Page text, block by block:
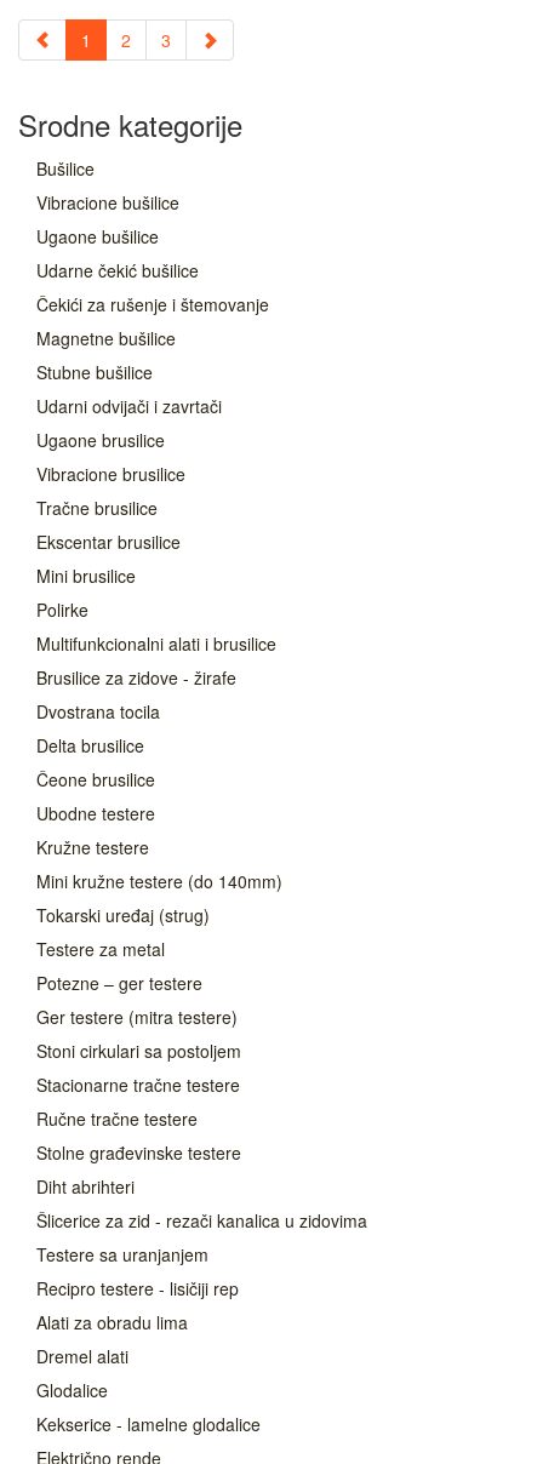
1 2 3
Srodne kategorije
Bušilice
Vibracione bušilice
Ugaone bušilice
Udarne čekić bušilice
Čekići za rušenje i štemovanje
Magnetne bušilice
Stubne bušilice
Udarni odvijači i zavrtači
Ugaone brusilice
Vibracione brusilice
Tračne brusilice
Ekscentar brusilice
Mini brusilice
Polirke
Multifunkcionalni alati i brusilice
Brusilice za zidove - žirafe
Dvostrana tocila
Delta brusilice
Čeone brusilice
Ubodne testere
Kružne testere
Mini kružne testere (do 140mm)
Tokarski uređaj (strug)
Testere za metal
Potezne – ger testere
Ger testere (mitra testere)
Stoni cirkulari sa postoljem
Stacionarne tračne testere
Ručne tračne testere
Stolne građevinske testere
Diht abrihteri
Šlicerice za zid - rezači kanalica u zidovima
Testere sa uranjanjem
Recipro testere - lisičiji rep
Alati za obradu lima
Dremel alati
Glodalice
Kekserice - lamelne glodalice
Električno rende